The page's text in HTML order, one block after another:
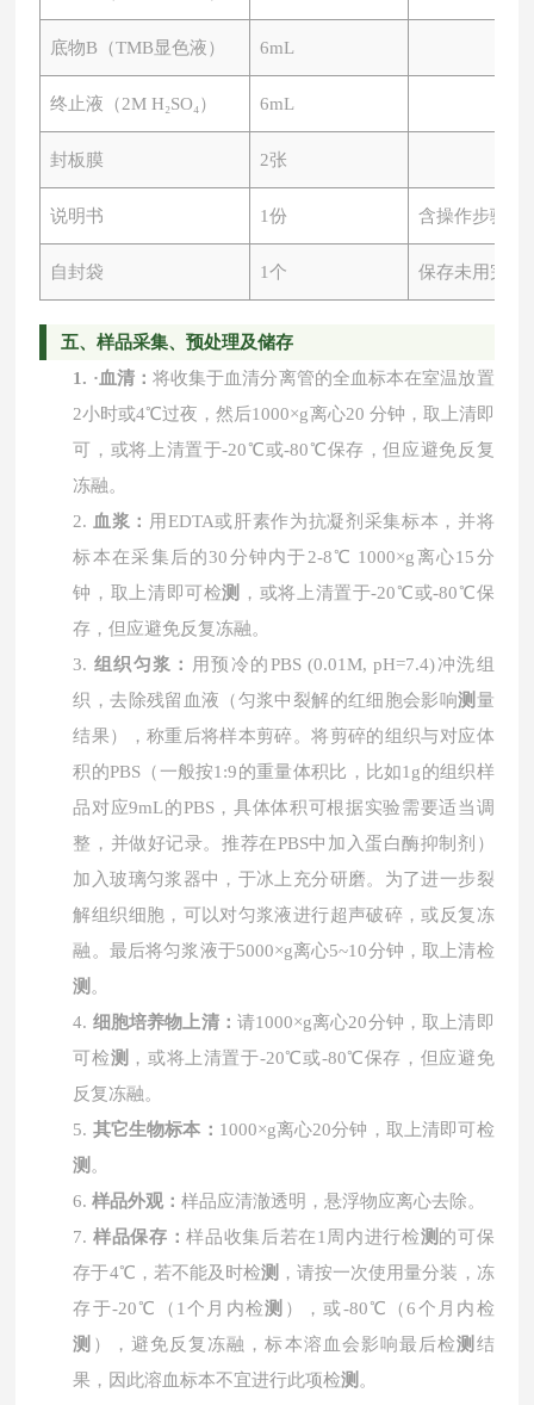
底物B（TMB显色液） 6mL
终止液（2M H₂SO₄） 6mL
封板膜 2张
说明书 1份 含操作步骤及
自封袋 1个 保存未用完板
五、样品采集、预处理及储存
1. ·血清： 将收集于血清分离管的全血标本在室温放置
2小时或4℃过夜，然后1000×g离心20 分钟，取上清即
可，或将上清置于-20℃或-80℃保存，但应避免反复
冻融。
2. 血浆： 用 EDTA或肝素作为抗凝剂采集标本，并将
标本在采集后的30分钟内于2-8℃ 1000×g离心15分
钟，取上清即可检测
，或将上清置于-20℃或-80℃保
存，但应避免反复冻融。
3. 组织匀浆： 用预冷的PBS (0.01M, pH=7.4)冲洗组
织，去除残留血液（匀浆中裂解的红细胞会影响测 量
结果），称重后将样本剪碎。将剪碎的组织与对应体
积的PBS（一般按1:9的重量体积比，比如1g的组织样
品对应9mL的PBS，具体体积可根据实验需要适当调
整，并做好记录。推荐在PBS中加入蛋白酶抑制剂）
加入玻璃匀浆器中，于冰上充分研磨。为了进一步裂
解组织细胞，可以对匀浆液进行超声破碎，或反复冻
融。最后将匀浆液于5000×g离心5~10分钟，取上清检
测 。
4. 细胞培养物上清： 请1000×g离心20分钟，取上清即
可检测
，或将上清置于-20℃或-80℃保存，但应避免
反复冻融。
5. 其它生物标本： 1000×g离心20分钟，取上清即可检
测 。
6.样品外观：样品应清澈透明，悬浮物应离心去除。
7.样品保存：样品收集后若在1周内进行检测 的可保
存于4℃，若不能及时检测
，请按一次使用量分装，冻
存于-20℃（1个月内检测 ），或-80℃（6个月内检
测 ），避免反复冻融，标本溶血会影响最后检测 结
果，因此溶血标本不宜进行此项检测 。